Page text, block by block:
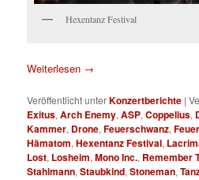
Hexentanz Festival
Weiterlesen →
Veröffentlicht unterKonzertberichte |
Exitus,Arch Enemy,ASP,Coppelius,
Kammer, Drone,Feuerschwanz,
Hämatom,Hexentanz Festival,
Lost, Losheim,Mono Inc., Remember
Stahlmann,Staubkind,Stoneman,